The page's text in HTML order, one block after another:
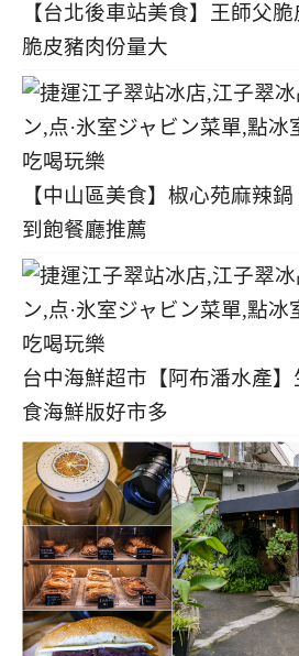
【台北後車站美食】王師父
脆皮豬肉份量大
【中山區美食】椒心苑麻辣
到飽餐廳推薦
台中海鮮超市【阿布潘水產
食海鮮版好市多